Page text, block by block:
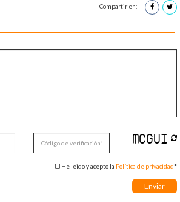
Compartir en:
He leido y acepto la Política de privacidad*